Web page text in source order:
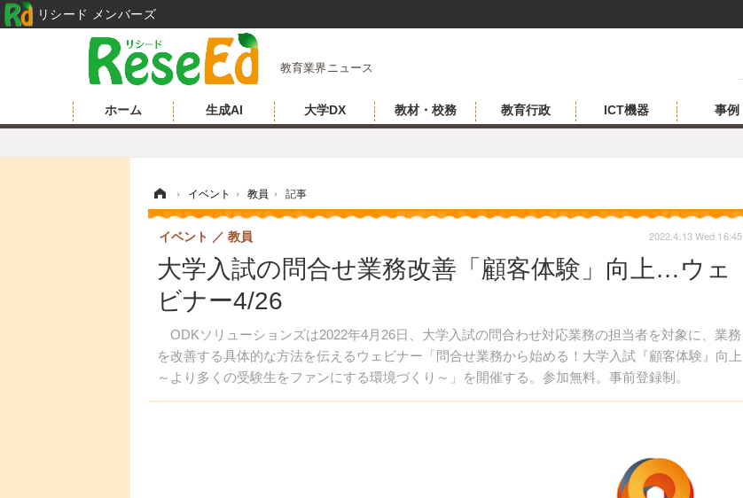
教育業界ニュース
ホーム 生成AI 大学DX 教材・校務 教育行政 ICT機器 事例
› イベント › 教員 › 記事
大学入試の問合せ業務改善「顧客体験」向上…ウェ
ビナー4/26
ODKソリューションズは2022年4月26日、大学入試の問合わせ対応業務の担当者を対象に、業務
を改善する具体的な方法を伝えるウェビナー「問合せ業務から始める！大学入試『顧客体験』向上
～より多くの受験生をファンにする環境づくり～」を開催する。参加無料。事前登録制。
イベント 教員 2022.4.13 Wed 16:45
リシード メンバーズ